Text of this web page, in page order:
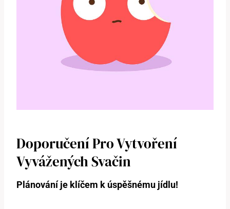
Doporučení Pro Vytvoření
Vyvážených Svačin
Plánování je ⁢klíčem k úspěšnému ​jídlu!